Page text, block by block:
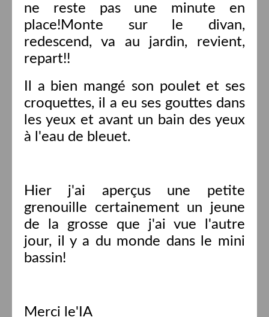
ne reste pas une minute en
place!Monte sur le divan,
redescend, va au jardin, revient,
repart!!
Il a bien mangé son poulet et ses
croquettes, il a eu ses gouttes dans
les yeux et avant un bain des yeux
à l'eau de bleuet.
Hier j'ai aperçus une petite
grenouille certainement un jeune
de la grosse que j'ai vue l'autre
jour, il y a du monde dans le mini
bassin!
Merci le'IA